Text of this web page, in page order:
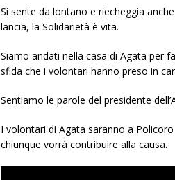
Si sente da lontano e riecheggia
lancia, la Solidarietà è vita.
Siamo andati nella casa di Agata per
sfida che i volontari hanno preso in
Sentiamo le parole del presidente
I volontari di Agata saranno a
chiunque vorrà contribuire alla causa.